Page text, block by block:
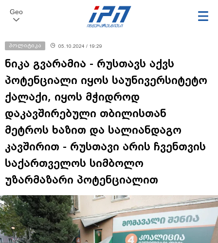
Geo
პოლიტიკა 05.10.2024 / 19:29
ნიკა გვარამია - რუსთავს აქვს
პოტენციალი იყოს საუნივერსიტეტო
ქალაქი, იყოს მჭიდროდ
დაკავშირებული თბილისთან
მეტროს ხაზით და სალიანდაგო
კავშირით - რუსთავი არის ჩვენთვის
საქართველოს სიმბოლო
უზარმაზარი პოტენციალით